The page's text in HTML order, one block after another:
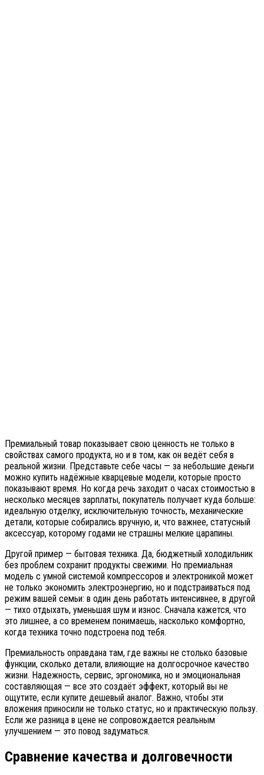
Премиальный товар показывает свою ценность не только в
свойствах самого продукта, но и в том, как он ведёт себя в
реальной жизни. Представьте себе часы — за небольшие деньги
можно купить надёжные кварцевые модели, которые просто
показывают время. Но когда речь заходит о часах стоимостью в
несколько месяцев зарплаты, покупатель получает куда больше:
идеальную отделку, исключительную точность, механические
детали, которые собирались вручную, и, что важнее, статусный
аксессуар, которому годами не страшны мелкие царапины.
Другой пример — бытовая техника. Да, бюджетный холодильник
без проблем сохранит продукты свежими. Но премиальная
модель с умной системой компрессоров и электроникой может
не только экономить электроэнергию, но и подстраиваться под
режим вашей семьи: в один день работать интенсивнее, в другой
— тихо отдыхать, уменьшая шум и износ. Сначала кажется, что
это лишнее, а со временем понимаешь, насколько комфортно,
когда техника точно подстроена под тебя.
Премиальность оправдана там, где важны не столько базовые
функции, сколько детали, влияющие на долгосрочное качество
жизни. Надежность, сервис, эргономика, но и эмоциональная
составляющая — все это создаёт эффект, который вы не
ощутите, если купите дешевый аналог. Важно, чтобы эти
вложения приносили не только статус, но и практическую пользу.
Если же разница в цене не сопровождается реальным
улучшением — это повод задуматься.
Сравнение качества и долговечности